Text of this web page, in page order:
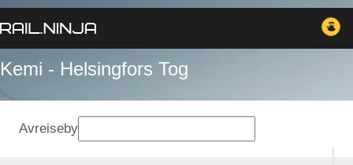
Kemi - Helsingfors Tog
Avreiseby